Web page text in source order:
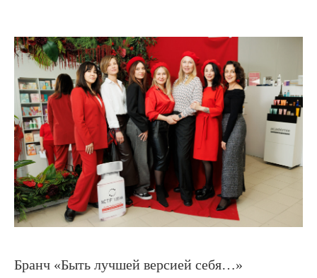
Бранч «Быть лучшей версией себя…»